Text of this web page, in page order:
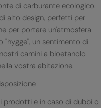
di carburante ecologico.
alto design, perfetti per
per portare un'atmosfera
"hygge", un sentimento di
camini a bioetanolo
vostra abitazione.
prodotti e in caso di dubbi o